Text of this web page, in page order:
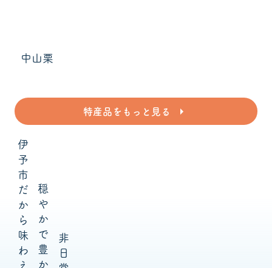
特産品をもっと見る
中山栗
伊
予
市
だ
か
ら
味
わ
穏
や
か
で
豊
か
非
日